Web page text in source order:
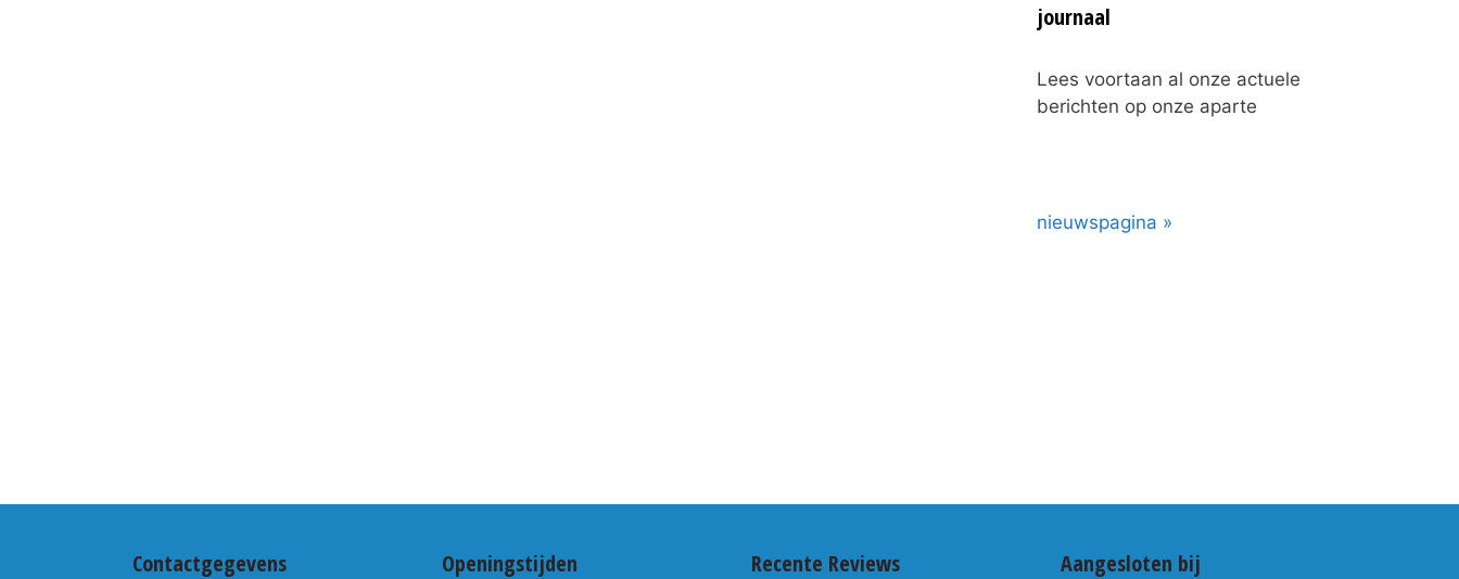
journaal
Lees voortaan al onze actuele
berichten op onze aparte
nieuwspagina »
Contactgegevens Openingstijden Recente Reviews Aangesloten bij